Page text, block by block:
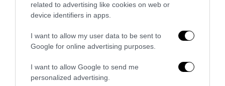
related to advertising like cookies on web or
device identifiers in apps.
I want to allow my user data to be sent to
Google for online advertising purposes.
I want to allow Google to send me
personalized advertising.
La sinistra è così serva delle toghe da odiare persino il
ricordo di Enzo...
5 Agosto 2026